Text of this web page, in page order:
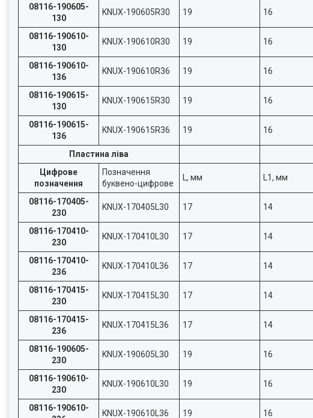
08116-190605-
130
KNUX-190605R30 19 16
08116-190610-
130
KNUX-190610R30 19 16
08116-190610-
136
KNUX-190610R36 19 16
08116-190615-
130
KNUX-190615R30 19 16
08116-190615-
136
KNUX-190615R36 19 16
Пластина ліва
Цифрове
позначення
Позначення
буквено-цифрове
L, мм L1, мм
08116-170405-
230
KNUX-170405L30 17 14
08116-170410-
230
KNUX-170410L30 17 14
08116-170410-
236
KNUX-170410L36 17 14
08116-170415-
230
KNUX-170415L30 17 14
08116-170415-
236
KNUX-170415L36 17 14
08116-190605-
230
KNUX-190605L30 19 16
08116-190610-
230
KNUX-190610L30 19 16
08116-190610-
KNUX-190610L36 19 16